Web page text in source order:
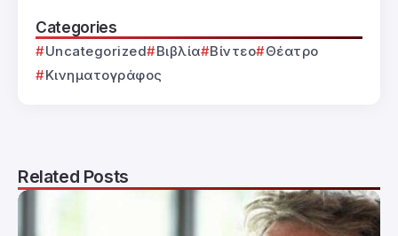
Categories
Uncategorized Βιβλία Βίντεο
Θέατρο
Κινηματογράφος
Related Posts